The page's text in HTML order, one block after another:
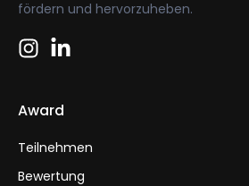
fördern und hervorzuheben.
Award
Teilnehmen
Bewertung